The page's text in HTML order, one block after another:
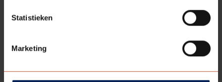
Statistieken
Marketing